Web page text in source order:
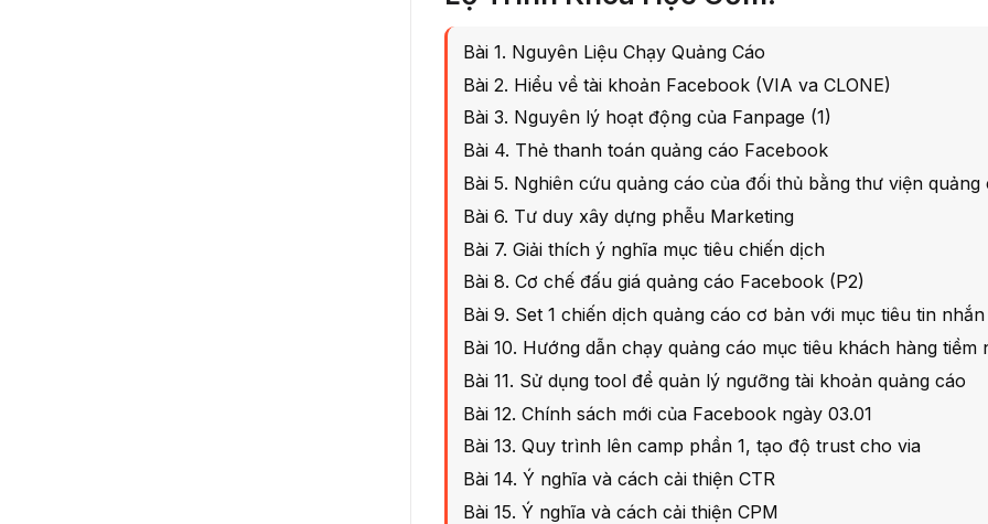
Bài 1. Nguyên Liệu Chạy Quảng Cáo
Bài 2. Hiểu về tài khoản Facebook (VIA va CLONE)
Bài 3. Nguyên lý hoạt động của Fanpage (1)
Bài 4. Thẻ thanh toán quảng cáo Facebook
Bài 5. Nghiên cứu quảng cáo của đối thủ bằng thư viện
Bài 6. Tư duy xây dựng phễu Marketing
Bài 7. Giải thích ý nghĩa mục tiêu chiến dịch
Bài 8. Cơ chế đấu giá quảng cáo Facebook (P2)
Bài 9. Set 1 chiến dịch quảng cáo cơ bản với mục tiêu tin nhắn
Bài 10. Hướng dẫn chạy quảng cáo mục tiêu khách hàng tiềm
Bài 11. Sử dụng tool để quản lý ngưỡng tài khoản quảng cáo
Bài 12. Chính sách mới của Facebook ngày 03.01
Bài 13. Quy trình lên camp phần 1, tạo độ trust cho via
Bài 14. Ý nghĩa và cách cải thiện CTR
Bài 15. Ý nghĩa và cách cải thiện CPM